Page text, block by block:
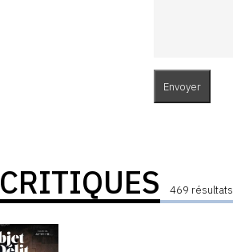
CRITIQUES 469 résultats